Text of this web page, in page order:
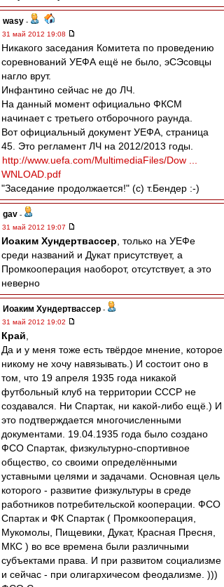
wasy -
31 май 2012 19:08
Никакого заседания Комитета по проведению
соревнований УЕФА ещё не было, эСЭсовцы
нагло врут.
Инфантино сейчас не до ЛЧ.
На данный момент официально ФКСМ
начинает с третьего отборочного раунда.
Вот официальный документ УЕФА, страница
45. Это регламент ЛЧ на 2012/2013 годы.
http://www.uefa.com/MultimediaFiles/Dow ...
WNLOAD.pdf
"Заседание продолжается!" (с) т.Бендер :-)
gav -
31 май 2012 19:07
Иоаким Хундертвассер , только на УЕФе
среди названий и Дукат присутствует, а
Промкооперация наоборот, отсутствует, а это
неверно
Иоаким Хундертвассер -
31 май 2012 19:02
Край
Да и у меня тоже есть твёрдое мнение, которое
никому не хочу навязывать.) И состоит оно в
том, что 19 апреля 1935 года никакой
футбольный клуб на территории СССР не
создавался. Ни Спартак, ни какой-либо ещё.) И
это подтверждается многочисленными
документами. 19.04.1935 года было создано
ФСО Спартак, физкультурно-спортивное
общество, со своими определёнными
уставными целями и задачами. Основная цель
которого - развитие физкультуры в среде
работников потребительской кооперации. ФСО
Спартак и ФК Спартак ( Промкооперация,
Мукомолы, Пищевики, Дукат, Красная Пресня,
МКС ) во все времена были различными
субъектами права. И при развитом социализме
и сейчас - при олигархичесом феодализме. )))